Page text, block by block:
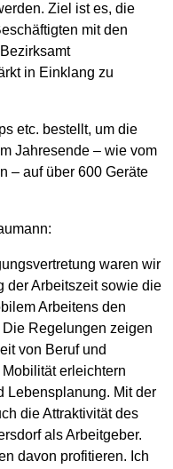
Ziel ist es, die
mit den
in Einklang zu
etc. bestellt, um die
Jahresende – wie vom
– auf über 600 Geräte
waren wir
der Arbeitszeit sowie die
Arbeitens den
Regelungen zeigen
von Beruf und
erleichtern
Lebensplanung. Mit der
die Attraktivität des
als Arbeitgeber.
davon profitieren. Ich